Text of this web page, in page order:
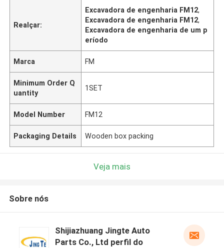
Realçar:
Excavadora de engenharia FM12,
Excavadora de engenharia FM12,
Excavadora de engenharia de um p
eríodo
Marca FM
Minimum Order Q
uantity
1SET
Model Number FM12
Packaging Details Wooden box packing
Veja mais
Sobre nós
Shijiazhuang Jingte Auto
Parts Co., Ltd perfil do